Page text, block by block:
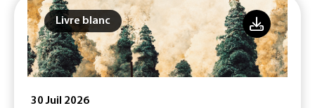
Livre blanc
30 Juil 2026